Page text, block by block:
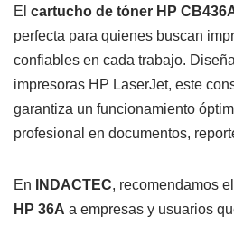
El cartucho de tóner HP
perfecta para quienes buscan
confiables en cada trabajo.
impresoras HP LaserJet, este
garantiza un funcionamiento
profesional en documentos,
En INDACTEC, recomendamos el
HP 36A a empresas y usuarios